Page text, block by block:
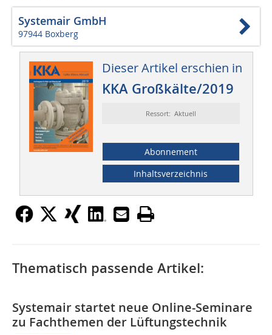
Systemair GmbH
97944 Boxberg
Dieser Artikel erschien in
KKA Großkälte/2019
Ressort: Aktuell
Abonnement
Inhaltsverzeichnis
Thematisch passende Artikel:
Systemair startet neue Online-Seminare
zu Fachthemen der Lüftungstechnik